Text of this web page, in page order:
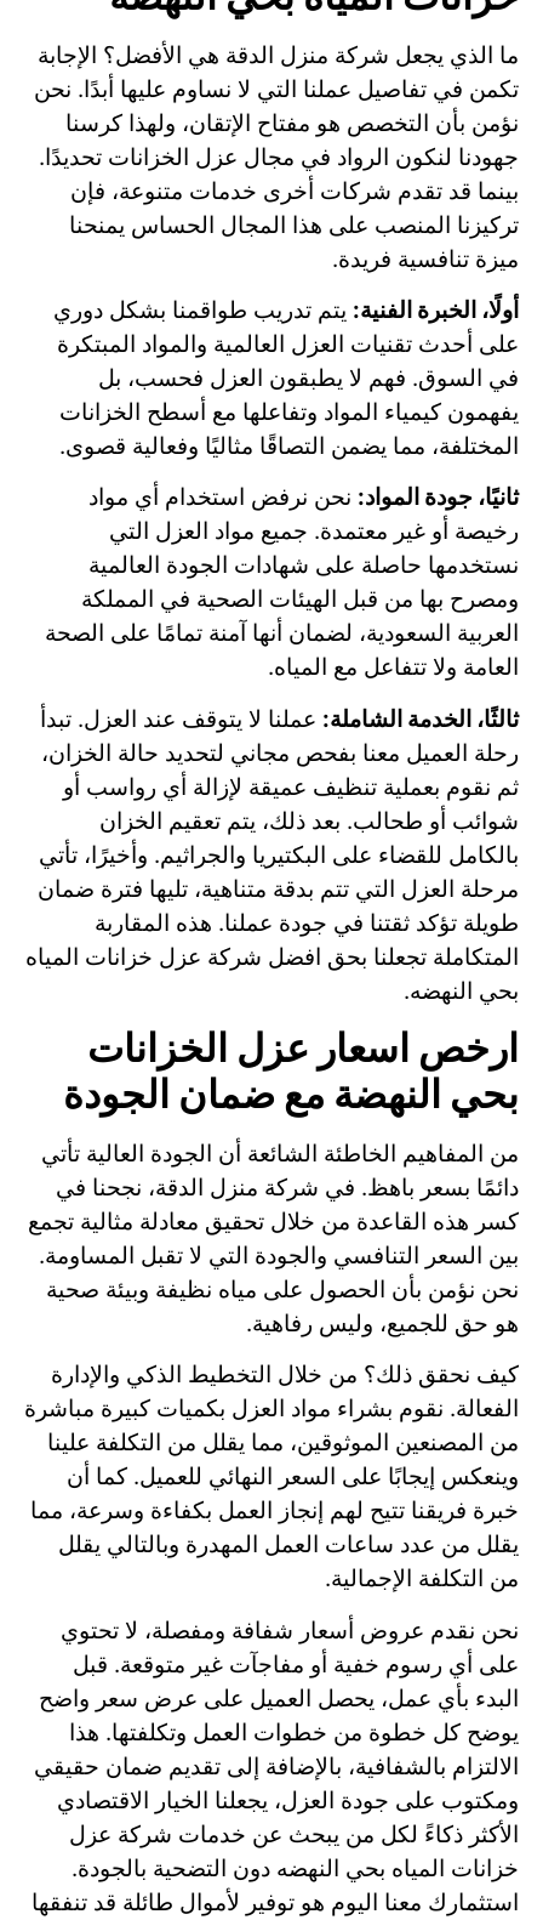
ما الذي يجعل شركة منزل الدقة هي الأفضل؟ الإجابة
تكمن في تفاصيل عملنا التي لا نساوم عليها أبدًا. نحن
نؤمن بأن التخصص هو مفتاح الإتقان، ولهذا كرسنا
جهودنا لنكون الرواد في مجال عزل الخزانات تحديدًا.
بينما قد تقدم شركات أخرى خدمات متنوعة، فإن
تركيزنا المنصب على هذا المجال الحساس يمنحنا
ميزة تنافسية فريدة.
أولًا، الخبرة الفنية: يتم تدريب طواقمنا بشكل دوري
على أحدث تقنيات العزل العالمية والمواد المبتكرة
في السوق. فهم لا يطبقون العزل فحسب، بل
يفهمون كيمياء المواد وتفاعلها مع أسطح الخزانات
المختلفة، مما يضمن التصاقًا مثاليًا وفعالية قصوى.
ثانيًا، جودة المواد: نحن نرفض استخدام أي مواد
رخيصة أو غير معتمدة. جميع مواد العزل التي
نستخدمها حاصلة على شهادات الجودة العالمية
ومصرح بها من قبل الهيئات الصحية في المملكة
العربية السعودية، لضمان أنها آمنة تمامًا على الصحة
العامة ولا تتفاعل مع المياه.
ثالثًا، الخدمة الشاملة: عملنا لا يتوقف عند العزل. تبدأ
رحلة العميل معنا بفحص مجاني لتحديد حالة الخزان،
ثم نقوم بعملية تنظيف عميقة لإزالة أي رواسب أو
شوائب أو طحالب. بعد ذلك، يتم تعقيم الخزان
بالكامل للقضاء على البكتيريا والجراثيم. وأخيرًا، تأتي
مرحلة العزل التي تتم بدقة متناهية، تليها فترة ضمان
طويلة تؤكد ثقتنا في جودة عملنا. هذه المقاربة
المتكاملة تجعلنا بحق افضل شركة عزل خزانات المياه
بحي النهضه.
ارخص اسعار عزل الخزانات
بحي النهضة مع ضمان الجودة
من المفاهيم الخاطئة الشائعة أن الجودة العالية تأتي
دائمًا بسعر باهظ. في شركة منزل الدقة، نجحنا في
كسر هذه القاعدة من خلال تحقيق معادلة مثالية تجمع
بين السعر التنافسي والجودة التي لا تقبل المساومة.
نحن نؤمن بأن الحصول على مياه نظيفة وبيئة صحية
هو حق للجميع، وليس رفاهية.
كيف نحقق ذلك؟ من خلال التخطيط الذكي والإدارة
الفعالة. نقوم بشراء مواد العزل بكميات كبيرة مباشرة
من المصنعين الموثوقين، مما يقلل من التكلفة علينا
وينعكس إيجابًا على السعر النهائي للعميل. كما أن
خبرة فريقنا تتيح لهم إنجاز العمل بكفاءة وسرعة، مما
يقلل من عدد ساعات العمل المهدرة وبالتالي يقلل
من التكلفة الإجمالية.
نحن نقدم عروض أسعار شفافة ومفصلة، لا تحتوي
على أي رسوم خفية أو مفاجآت غير متوقعة. قبل
البدء بأي عمل، يحصل العميل على عرض سعر واضح
يوضح كل خطوة من خطوات العمل وتكلفتها. هذا
الالتزام بالشفافية، بالإضافة إلى تقديم ضمان حقيقي
ومكتوب على جودة العزل، يجعلنا الخيار الاقتصادي
الأكثر ذكاءً لكل من يبحث عن خدمات شركة عزل
خزانات المياه بحي النهضه دون التضحية بالجودة.
استثمارك معنا اليوم هو توفير لأموال طائلة قد تنفقها